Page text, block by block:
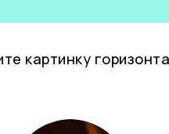
картинку